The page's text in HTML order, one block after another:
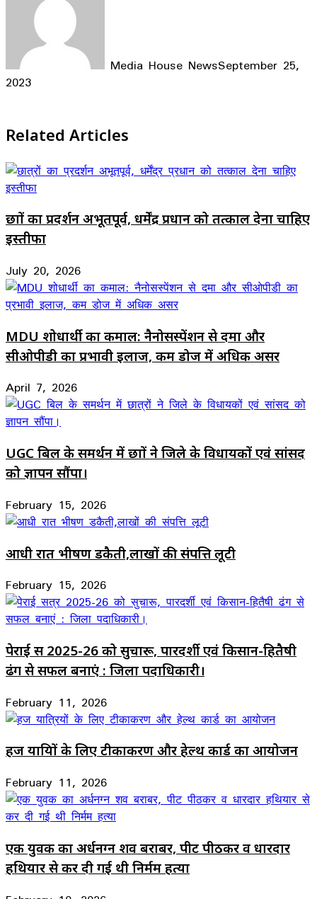
Media House NewsSeptember 25,
2023
Related Articles
छात्रों का प्रदर्शन अभूतपूर्व, धर्मेंद्र प्रधान को तत्काल देना चाहिए
इस्तीफा
July 20, 2026
MDU शोधार्थी का कमाल: नैनोसस्पेंशन से दमा और
सीओपीडी का प्रभावी इलाज, कम डोज में अधिक असर
April 7, 2026
UGC बिल के समर्थन में छात्रों ने जिले के विधायकों एवं सांसद
को ज्ञापन सौंपा।
February 15, 2026
आधी रात भीषण डकैती,लाखों की संपत्ति लूटी
February 15, 2026
पेराई सत्र 2025-26 को सुचारू, पारदर्शी एवं किसान-हितैषी
ढंग से सफल बनाएं : जिला पदाधिकारी।
February 11, 2026
हज यात्रियों के लिए टीकाकरण और हेल्थ कार्ड का आयोजन
February 11, 2026
एक युवक का अर्धनग्न शव बराबर, पीट पीठकर व धारदार
हथियार से कर दी गई थी निर्मम हत्या